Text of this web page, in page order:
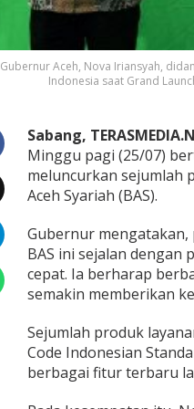
a
e
r
b
u
B
a
n
k
c
e
h
S
y
r
i
a
h
Gubernur Aceh, Nova Iriansyah,
Indonesia saat Grand
Sabang,
Minggu pagi (25/07)
meluncurkan sejumlah
Aceh Syariah (BAS).
Gubernur
BAS ini sejalan dengan
cepat. Ia berharap
semakin memberikan
Sejumlah produk
Code Indonesian
berbagai fitur terbaru